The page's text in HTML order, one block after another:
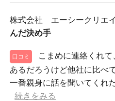
株式会社 エーシークリエ
んだ決め手
口コミ
こまめに連絡くれ
あるだろうけど他社に比べ
一番親身に話を聞いてくれ
続きをみる